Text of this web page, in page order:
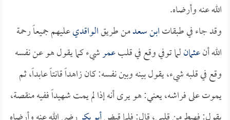
الله عنه وأرضاه.
وقد جاء في طبقاتابن سعدمن طريقالواقديعليهم جميعاً رحمة
الله أنعثمانلما توفي وقع في قلبعمرشيء كما يقول هو عن نفسه
وقع في قلبه شيء، يقول بينه وبين نفسه: كان زاهداً قانتاً عابداً، ثم
يموت على فراشه، يعني: هو يرى أنه إذا لم يمت شهيداً ففيه منقصة،